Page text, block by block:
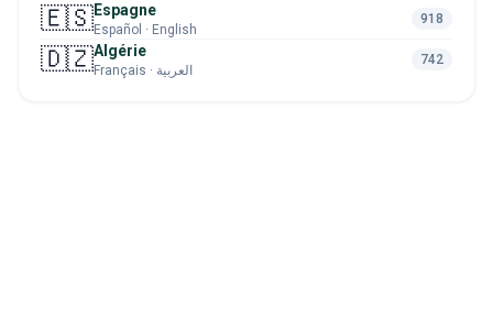
🇪🇸Espagne
Español · English
918
🇩🇿Algérie
Français · العربية
742